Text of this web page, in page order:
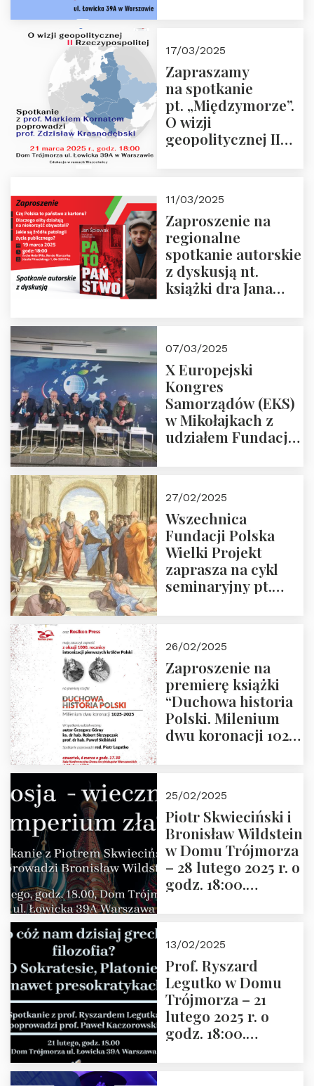
“Rosja-Niemcy…”
17/03/2025
Zapraszamy
na spotkanie
pt. „Międzymorze”.
O wizji
geopolitycznej II
i prof.
Krasnodębski
11/03/2025
Zaproszenie na
regionalne
spotkanie autorskie
z dyskusją nt.
książki dra Jana
07/03/2025
X Europejski
Kongres
Samorządów (EKS)
w Mikołajkach z
udziałem Fundacji
27/02/2025
Wszechnica
Fundacji Polska
Wielki Projekt
zaprasza na cykl
seminaryjny pt.
26/02/2025
Zaproszenie na
premierę książki
“Duchowa historia
Polski. Milenium
dwu koronacji 1025-
2025 r. godz. 17:30,
DAW ul. Miodowa
17/19
25/02/2025
Piotr Skwieciński i
Bronisław Wildstein
w Domu Trójmorza
– 28 lutego 2025 r. o
godz. 18:00.
13/02/2025
Prof. Ryszard
Legutko w Domu
Trójmorza – 21
lutego 2025 r. o
godz. 18:00.